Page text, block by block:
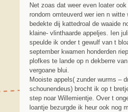
Net zoas dat weer even loater
rondom omteuverd wer ien n witte
bedekte dij kattedroal de waaide
klaine- vlinthaarde appeljes. Ien
speulde ik onder t gewulf van t
september kwamen honderden
plofkes te lande op n dekberre
vergoane blui.
Mooiste appels( zunder wurms –
schounendeus) brocht ik op t
step noar Willemientje. Over t
loantje bezurgde ik heur ook nog